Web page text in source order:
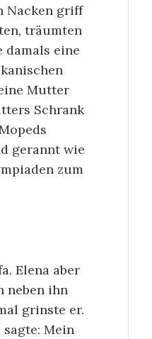
Nacken griff
träumten
eine
Mutter
Schrank
gerannt wie
zum
Elena aber
neben ihn
grinste er.
Mein